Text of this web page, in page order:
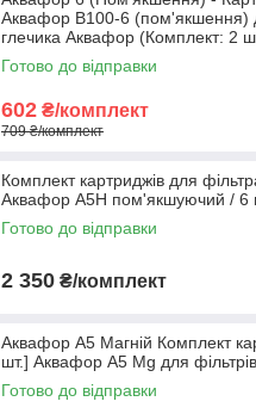
Аквафор В100-6 (пом'якшення)
глечика Аквафор (Комплект: 2
Готово до відправки
602 ₴/комплект
709 ₴/комплект
Комплект картриджів для
Аквафор А5Н пом'якшуючий / 6
Готово до відправки
2 350 ₴/комплект
Аквафор A5 Магній Комплект
шт.] Аквафор А5 Mg для
Готово до відправки